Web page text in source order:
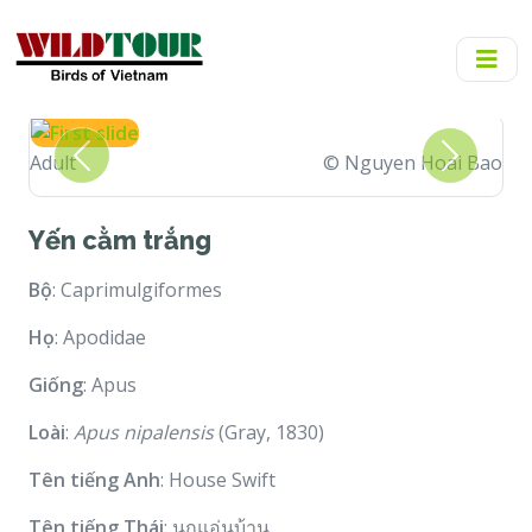
Adult © Nguyen Hoai Bao
Previous Next
Yến cằm trắng
Bộ: Caprimulgiformes
Họ: Apodidae
Giống: Apus
Loài: Apus nipalensis(Gray, 1830)
Tên tiếng Anh: House Swift